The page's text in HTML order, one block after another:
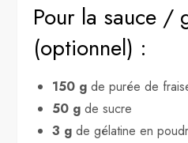
Pour la sauce /
(optionnel) :
150 g de purée de
50 g de sucre
3 g de gélatine en